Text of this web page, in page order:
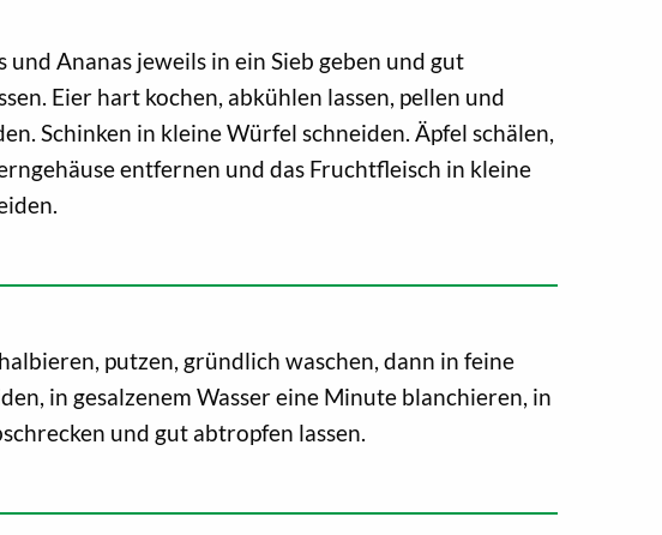
und Ananas jeweils in ein Sieb geben und gut
Eier hart kochen, abkühlen lassen, pellen und
Schinken in kleine Würfel schneiden. Äpfel schälen,
entfernen und das Fruchtfleisch in kleine
putzen, gründlich waschen, dann in feine
in gesalzenem Wasser eine Minute blanchieren, in
und gut abtropfen lassen.